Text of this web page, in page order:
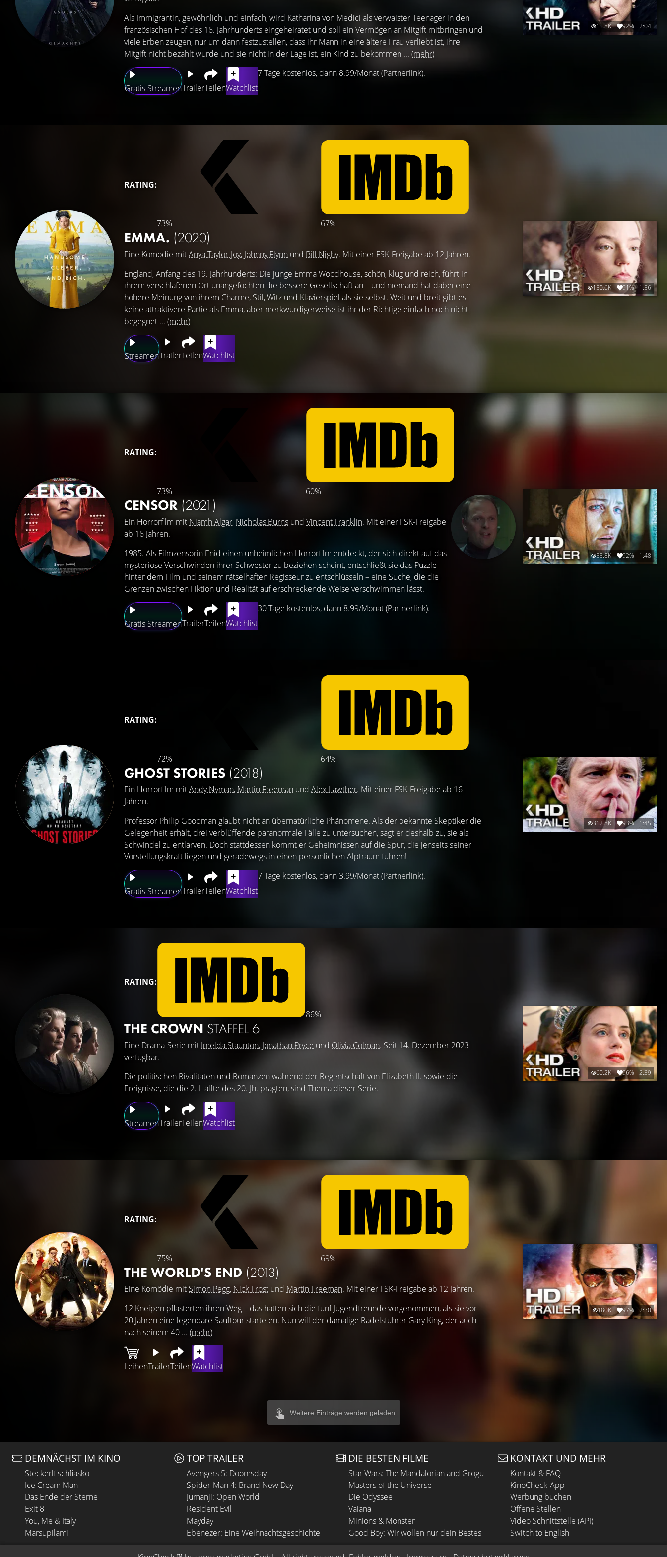
Gratis StreamenTrailerTeilenWatchlist
7 Tage kostenlos, dann 8.99/Monat (Partnerlink).
Als Immigrantin, gewöhnlich und einfach, wird Katharina von Medici als verwaister Teenager in den
französischen Hof des 16. Jahrhunderts eingeheiratet und soll ein Vermögen an Mitgift mitbringen und
viele Erben zeugen, nur um dann festzustellen, dass ihr Mann in eine ältere Frau verliebt ist, ihre
Mitgift nicht bezahlt wurde und sie nicht in der Lage ist, ein Kind zu bekommen ... (mehr)
15.8K 92% 2:04
RATING:
73% 67%
EMMA. (2020)
Eine Komödie mitAnya Taylor-Joy, Johnny Flynn und Bill Nighy. Mit einer FSK-Freigabe ab 12 Jahren.
StreamenTrailerTeilenWatchlist
England, Anfang des 19. Jahrhunderts: Die junge Emma Woodhouse, schön, klug und reich, führt in
ihrem verschlafenen Ort unangefochten die bessere Gesellschaft an – und niemand hat dabei eine
höhere Meinung von ihrem Charme, Stil, Witz und Klavierspiel als sie selbst. Weit und breit gibt es
keine attraktivere Partie als Emma, aber merkwürdigerweise ist ihr der Richtige einfach noch nicht
begegnet ... (mehr)
150.6K 91% 1:56
RATING:
73% 60%
CENSOR(2021)
Ein Horrorfilm mit Niamh Algar, Nicholas Burns und Vincent Franklin. Mit einer FSK-Freigabe
ab 16 Jahren.
Gratis StreamenTrailerTeilenWatchlist
30 Tage kostenlos, dann 8.99/Monat (Partnerlink).
1985. Als Filmzensorin Enid einen unheimlichen Horrorfilm entdeckt, der sich direkt auf das
mysteriöse Verschwinden ihrer Schwester zu beziehen scheint, entschließt sie das Puzzle
hinter dem Film und seinem rätselhaften Regisseur zu entschlüsseln – eine Suche, die die
Grenzen zwischen Fiktion und Realität auf erschreckende Weise verschwimmen lässt.
55.8K 92% 1:48
RATING:
72% 64%
GHOST STORIES (2018)
Ein Horrorfilm mitAndy Nyman, Martin Freeman und Alex Lawther. Mit einer FSK-Freigabe ab 16
Jahren.
Gratis StreamenTrailerTeilenWatchlist
7 Tage kostenlos, dann 3.99/Monat (Partnerlink).
Professor Philip Goodman glaubt nicht an übernatürliche Phänomene. Als der bekannte Skeptiker die
Gelegenheit erhält, drei verblüffende paranormale Fälle zu untersuchen, sagt er deshalb zu, sie als
Schwindel zu entlarven. Doch stattdessen kommt er Geheimnissen auf die Spur, die jenseits seiner
Vorstellungskraft liegen und geradewegs in einen persönlichen Alptraum führen!
312.8K 93% 1:45
RATING:
86%
THE CROWN STAFFEL 6
Eine Drama-Serie mit Imelda Staunton, Jonathan Pryce und Olivia Colman. Seit 14. Dezember 2023
verfügbar.
StreamenTrailerTeilenWatchlist
Die politischen Rivalitäten und Romanzen während der Regentschaft von Elizabeth II. sowie die
Ereignisse, die die 2. Hälfte des 20. Jh. prägten, sind Thema dieser Serie.
60.2K 96% 2:39
RATING:
75% 69%
THE WORLD'S END (2013)
Eine Komödie mit Simon Pegg, Nick Frost und Martin Freeman. Mit einer FSK-Freigabe ab 12 Jahren.
LeihenTrailerTeilenWatchlist
12 Kneipen pflasterten ihren Weg – das hatten sich die fünf Jugendfreunde vorgenommen, als sie vor
20 Jahren eine legendäre Sauftour starteten. Nun will der damalige Rädelsführer Gary King, der auch
nach seinem 40 ... (mehr)
180K 97% 2:30
Weitere Einträge werden geladen
DEMNÄCHST IM KINO
Steckerlfischfiasko
Ice Cream Man
Das Ende der Sterne
Exit 8
You, Me & Italy
Marsupilami
TOP TRAILER
Avengers 5: Doomsday
Spider-Man 4: Brand New Day
Jumanji: Open World
Resident Evil
Mayday
Ebenezer: Eine Weihnachtsgeschichte
DIE BESTEN FILME
Star Wars: The Mandalorian and Grogu
Masters of the Universe
Die Odyssee
Vaiana
Minions & Monster
Good Boy: Wir wollen nur dein Bestes
KONTAKT UND MEHR
Kontakt & FAQ
KinoCheck-App
Werbung buchen
Offene Stellen
Video Schnittstelle (API)
Switch to English